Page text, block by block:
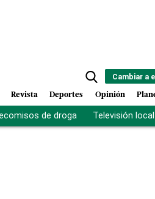
Cambiar a
Revista Deportes Opinión
de droga Televisión local